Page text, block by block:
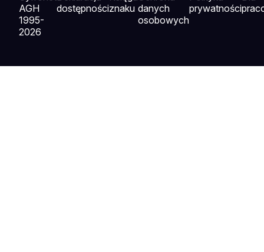
AGH
1995-
2026
dostępnościznaku danych
osobowych
prywatności